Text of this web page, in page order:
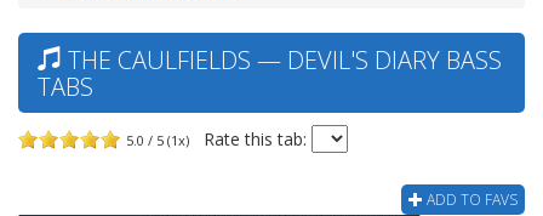
THE CAULFIELDS — DEVIL'S DIARY BASS
TABS
5.0 / 5 (1x) Rate this tab:
ADD TO FAVS